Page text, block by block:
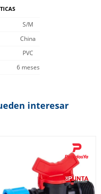
S/M
China
PVC
6 meses
interesar